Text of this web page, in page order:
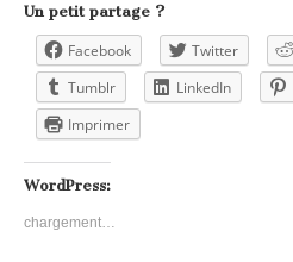
Un petit partage ?
Facebook Twitter
Tumblr
LinkedIn
Imprimer
WordPress:
chargement…